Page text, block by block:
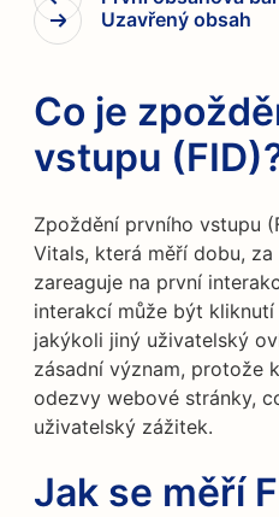
Uzavřený obsah
Co je
vstupu
Zpoždění prvního vstupu
Vitals, která měří dobu,
zareaguje na první
interakcí může být
jakýkoli jiný uživatelský
zásadní význam, protože
odezvy webové stránky,
uživatelský zážitek.
Jak se měří